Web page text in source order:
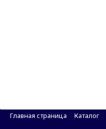
Главная страница Каталог